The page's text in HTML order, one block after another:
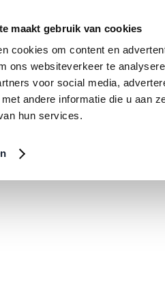
maakt gebruik van cookies
cookies om content en
ons websiteverkeer te
voor social media,
andere informatie die u aan
hun services.